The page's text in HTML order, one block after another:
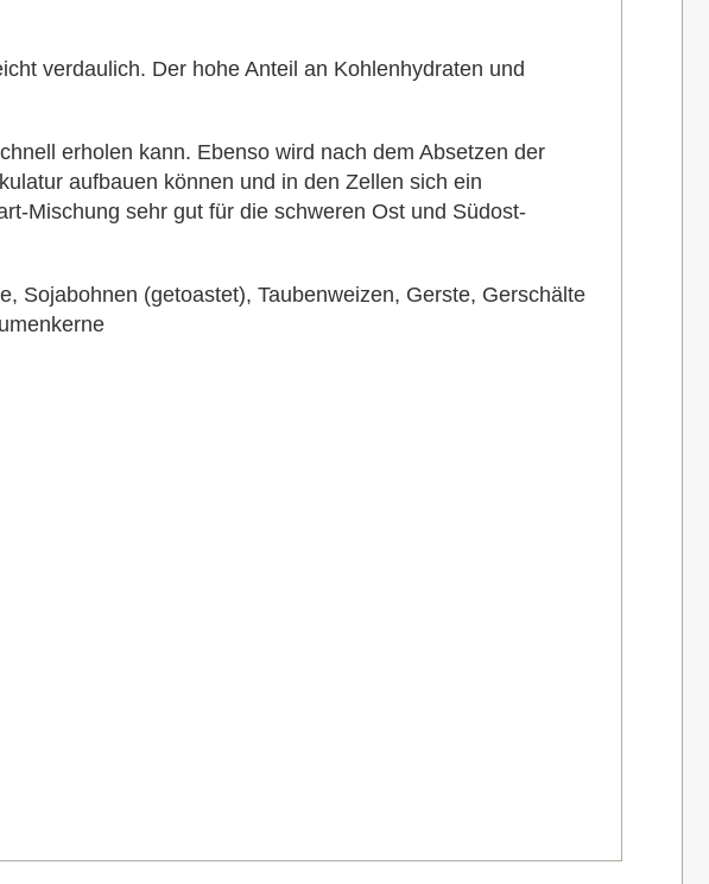
verdaulich. Der hohe Anteil an Kohlenhydraten und
erholen kann. Ebenso wird nach dem Absetzen der
aufbauen können und in den Zellen sich ein
Mischung sehr gut für die schweren Ost und Südost-
Sojabohnen (getoastet), Taubenweizen, Gerste, Gerschälte